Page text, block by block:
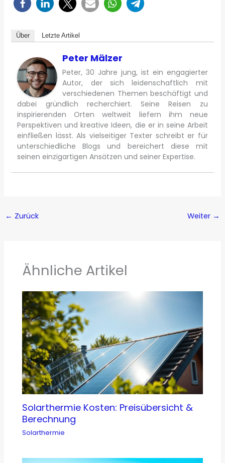
Über Letzte Artikel
Peter Mälzer
Peter, 30 Jahre jung, ist ein engagierter
Autor, der sich leidenschaftlich mit
verschiedenen Themen beschäftigt und
dabei gründlich recherchiert. Seine Reisen zu
inspirierenden Orten weltweit liefern ihm neue
Perspektiven und kreative Ideen, die er in seine Arbeit
einfließen lässt. Als vielseitiger Texter schreibt er für
unterschiedliche Blogs und bereichert diese mit
seinen einzigartigen Ansätzen und seiner Expertise.
← Zurück Weiter →
Ähnliche Artikel
Solarthermie Kosten: Preisübersicht &
Berechnung
Solarthermie